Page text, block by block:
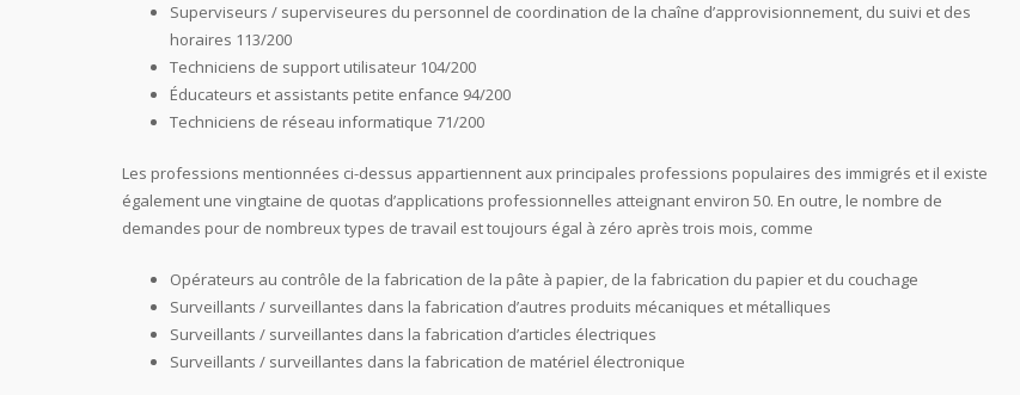
Superviseurs / superviseures du personnel de coordination de la chaîne d’approvisionnement, du suivi et des
horaires 113/200
Techniciens de support utilisateur 104/200
Éducateurs et assistants petite enfance 94/200
Techniciens de réseau informatique 71/200
Les professions mentionnées ci-dessus appartiennent aux principales professions populaires des immigrés et il existe
également une vingtaine de quotas d’applications professionnelles atteignant environ 50. En outre, le nombre de
demandes pour de nombreux types de travail est toujours égal à zéro après trois mois, comme
Opérateurs au contrôle de la fabrication de la pâte à papier, de la fabrication du papier et du couchage
Surveillants / surveillantes dans la fabrication d’autres produits mécaniques et métalliques
Surveillants / surveillantes dans la fabrication d’articles électriques
Surveillants / surveillantes dans la fabrication de matériel électronique